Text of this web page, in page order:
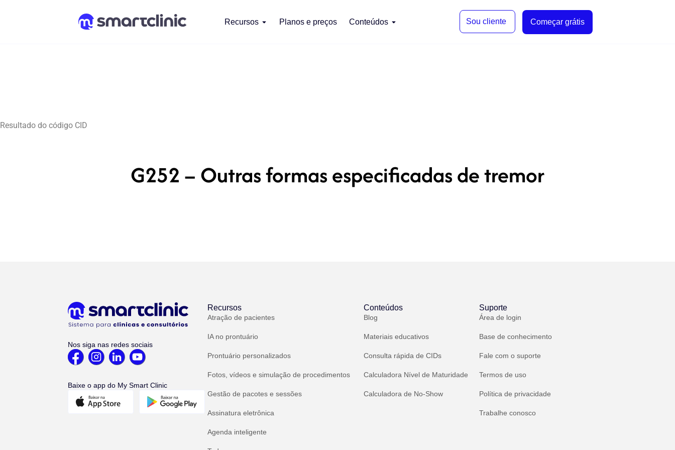
Recursos Planos e preços Conteúdos Sou cliente Começar grátis
Resultado do código CID
G252 – Outras formas especificadas de tremor
Nos siga nas redes sociais
Baixe o app do My Smart Clinic
Recursos
Atração de pacientes
IA no prontuário
Prontuário personalizados
Fotos, vídeos e simulação de procedimentos
Gestão de pacotes e sessões
Assinatura eletrônica
Agenda inteligente
Conteúdos
Blog
Materiais educativos
Consulta rápida de CIDs
Calculadora Nível de Maturidade
Calculadora de No-Show
Suporte
Área de login
Base de conhecimento
Fale com o suporte
Termos de uso
Política de privacidade
Trabalhe conosco